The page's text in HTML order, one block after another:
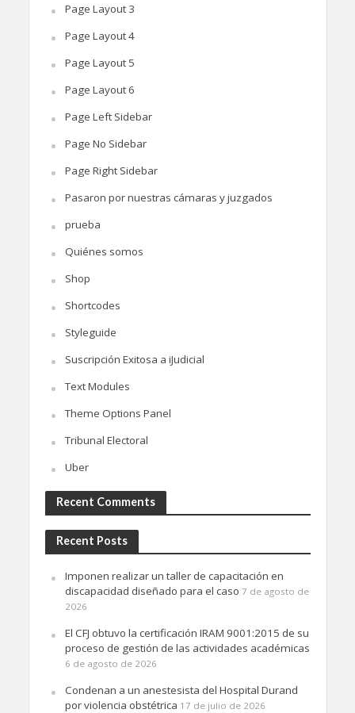
Page Layout 3
Page Layout 4
Page Layout 5
Page Layout 6
Page Left Sidebar
Page No Sidebar
Page Right Sidebar
Pasaron por nuestras cámaras y juzgados
prueba
Quiénes somos
Shop
Shortcodes
Styleguide
Suscripción Exitosa a iJudicial
Text Modules
Theme Options Panel
Tribunal Electoral
Uber
Recent Comments
Recent Posts
Imponen realizar un taller de capacitación en
discapacidad diseñado para el caso 7 de agosto de
2026
El CFJ obtuvo la certificación IRAM 9001:2015 de su
proceso de gestión de las actividades académicas
6 de agosto de 2026
Condenan a un anestesista del Hospital Durand
por violencia obstétrica 17 de julio de 2026